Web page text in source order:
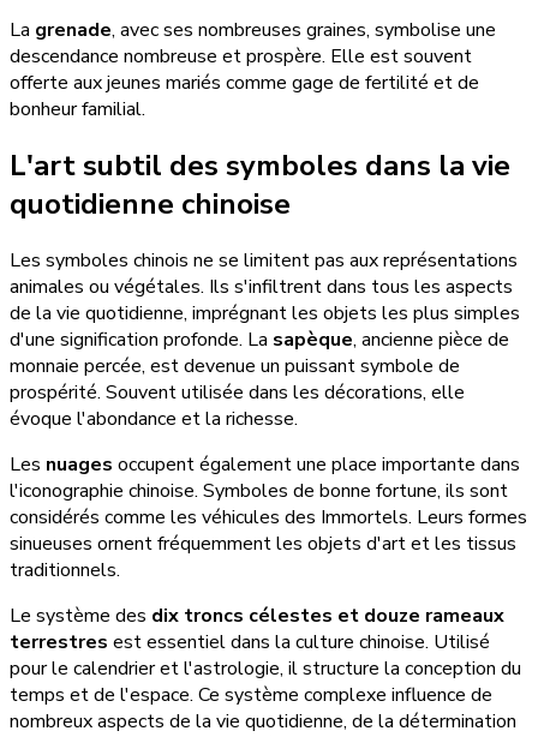
La grenade, avec ses nombreuses graines, symbolise une
descendance nombreuse et prospère. Elle est souvent
offerte aux jeunes mariés comme gage de fertilité et de
bonheur familial.
L'art subtil des symboles dans la vie
quotidienne chinoise
Les symboles chinois ne se limitent pas aux représentations
animales ou végétales. Ils s'infiltrent dans tous les aspects
de la vie quotidienne, imprégnant les objets les plus simples
d'une signification profonde. La sapèque, ancienne pièce de
monnaie percée, est devenue un puissant symbole de
prospérité. Souvent utilisée dans les décorations, elle
évoque l'abondance et la richesse.
Les nuages occupent également une place importante dans
l'iconographie chinoise. Symboles de bonne fortune, ils sont
considérés comme les véhicules des Immortels. Leurs formes
sinueuses ornent fréquemment les objets d'art et les tissus
traditionnels.
Le système des dix troncs célestes et douze rameaux
terrestres est essentiel dans la culture chinoise. Utilisé
pour le calendrier et l'astrologie, il structure la conception du
temps et de l'espace. Ce système complexe influence de
nombreux aspects de la vie quotidienne, de la détermination